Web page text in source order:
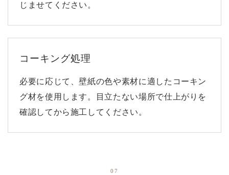
じませてください。
コーキング処理
必要に応じて、壁紙の色や素材に適したコーキン
グ材を使用します。目立たない場所で仕上がりを
確認してから施工してください。
07